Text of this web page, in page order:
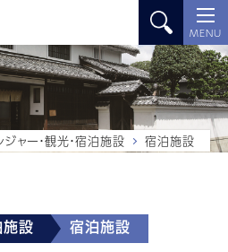
MENU
施設 宿泊施設
ジャー・観光・宿泊施設 宿泊施設